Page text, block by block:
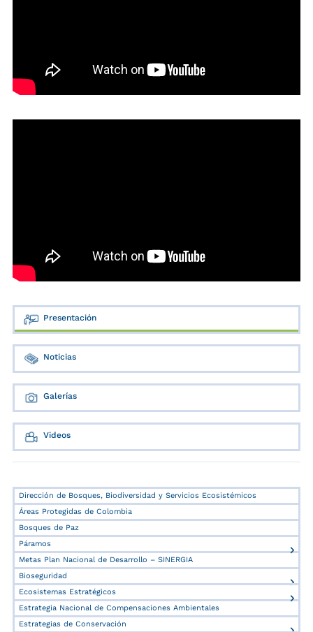
Presentación
Noticias
Galerías
Videos
Dirección de Bosques, Biodiversidad y Servicios Ecosistémicos
Áreas Protegidas de Colombia
Bosques de Paz
Páramos
Metas Plan Nacional de Desarrollo – SINERGIA
Bioseguridad
Ecosistemas Estratégicos
Estrategia Nacional de Compensaciones Ambientales
Estrategias de Conservación